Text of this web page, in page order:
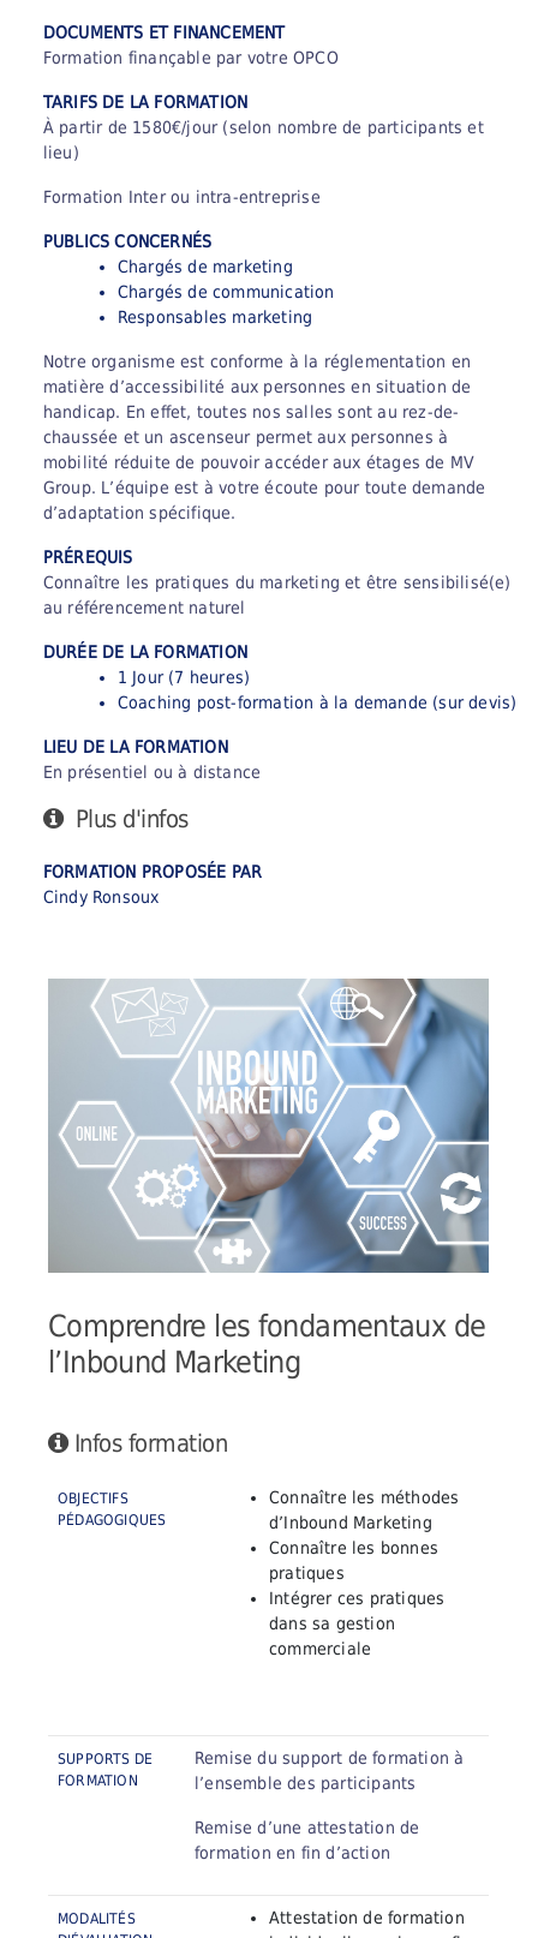
DOCUMENTS ET FINANCEMENT
Formation finançable par votre OPCO
TARIFS DE LA FORMATION
À partir de 1580€/jour (selon nombre de participants et
lieu)
Formation Inter ou intra-entreprise
PUBLICS CONCERNÉS
Chargés de marketing
Chargés de communication
Responsables marketing
Notre organisme est conforme à la réglementation en
matière d’accessibilité aux personnes en situation de
handicap. En effet, toutes nos salles sont au rez-de-
chaussée et un ascenseur permet aux personnes à
mobilité réduite de pouvoir accéder aux étages de MV
Group. L’équipe est à votre écoute pour toute demande
d’adaptation spécifique.
PRÉREQUIS
Connaître les pratiques du marketing et être sensibilisé(e)
au référencement naturel
DURÉE DE LA FORMATION
1 Jour (7 heures)
Coaching post-formation à la demande (sur devis)
LIEU DE LA FORMATION
En présentiel ou à distance
Plus d'infos
FORMATION PROPOSÉE PAR
Cindy Ronsoux
Comprendre les fondamentaux de
l’Inbound Marketing
Infos formation
OBJECTIFS
PÉDAGOGIQUES
Connaître les méthodes
d’Inbound Marketing
Connaître les bonnes
pratiques
Intégrer ces pratiques
dans sa gestion
commerciale
SUPPORTS DE
FORMATION
Remise du support de formation à
l’ensemble des participants
Remise d’une attestation de
formation en fin d’action
MODALITÉS
Attestation de formation